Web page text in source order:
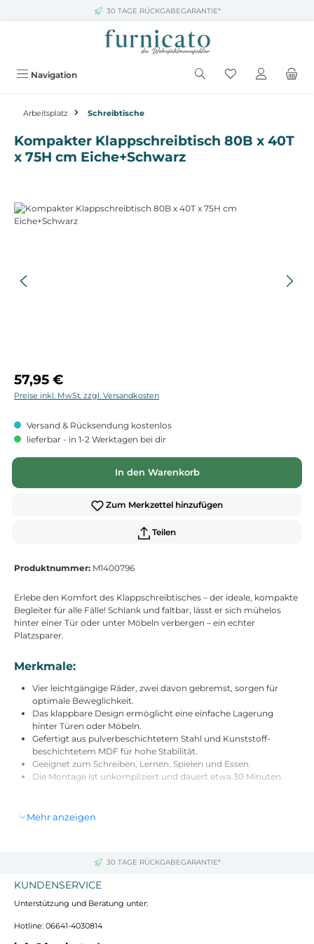
Zum Hauptinhalt springen30 TAGE RÜCKGABEGARANTIE*
Navigation
Arbeitsplatz Schreibtische
Kompakter Klappschreibtisch 80B x 40T
x 75H cm Eiche+Schwarz
Bildergalerie überspringen
Regulärer Preis:
57,95 €
Preise inkl. MwSt. zzgl. Versandkosten
Versand & Rücksendung kostenlos
lieferbar - in 1-2 Werktagen bei dir
In den Warenkorb
Zum Merkzettel hinzufügen
Teilen
Produktnummer: M1400796
Erlebe den Komfort des Klappschreibtisches – der ideale, kompakte
Begleiter für alle Fälle! Schlank und faltbar, lässt er sich mühelos
hinter einer Tür oder unter Möbeln verbergen – ein echter
Platzsparer.
Merkmale:
Vier leichtgängige Räder, zwei davon gebremst, sorgen für
optimale Beweglichkeit.
Das klappbare Design ermöglicht eine einfache Lagerung
hinter Türen oder Möbeln.
Gefertigt aus pulverbeschichtetem Stahl und Kunststoff-
beschichtetem MDF für hohe Stabilität.
Geeignet zum Schreiben, Lernen, Spielen und Essen.
Die Montage ist unkompliziert und dauert etwa 30 Minuten.
Knieplatzgröße: 74B x 73H cm
Abstand der Stützstange: (zum Boden) 10 cm
Lieferumfang:
Mehr anzeigen
30 TAGE RÜCKGABEGARANTIE*
KUNDENSERVICE
Unterstützung und Beratung unter:
Hotline: 06641-4030814